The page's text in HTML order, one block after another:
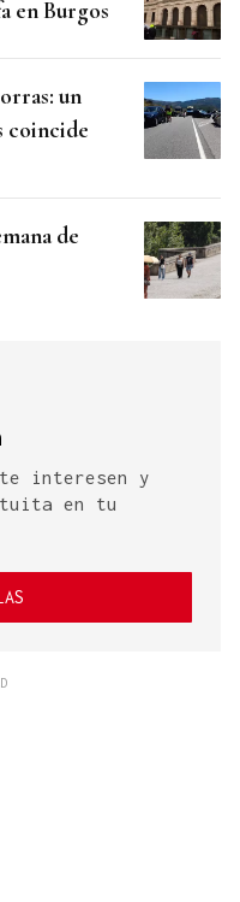
en Burgos
un
coincide
de
interesen y
en tu